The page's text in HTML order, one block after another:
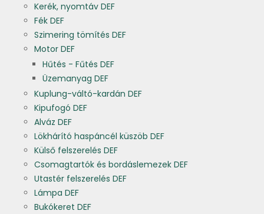
Kerék, nyomtáv DEF
Fék DEF
Szimering tömítés DEF
Motor DEF
Hűtés - Fűtés DEF
Üzemanyag DEF
Kuplung-váltó-kardán DEF
Kipufogó DEF
Alváz DEF
Lökhárító haspáncél küszöb DEF
Külső felszerelés DEF
Csomagtartók és bordáslemezek DEF
Utastér felszerelés DEF
Lámpa DEF
Bukókeret DEF